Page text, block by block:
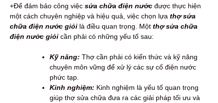
+Để đảm bảo công việc sửa chữa điện nước được thực hiện
một cách chuyên nghiệp và hiệu quả, việc chọn lựa thợ sửa
chữa điện nước giỏi là điều quan trọng. Một thợ sửa chữa
điện nước giỏi cần phải có những yếu tố sau:
Kỹ năng: Thợ cần phải có kiến thức và kỹ năng
chuyên môn vững để xử lý các sự cố điện nước
phức tạp.
Kinh nghiệm: Kinh nghiệm là yếu tố quan trọng
giúp thợ sửa chữa đưa ra các giải pháp tối ưu và